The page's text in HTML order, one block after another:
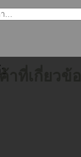
ที่เกี่ยวข้อง